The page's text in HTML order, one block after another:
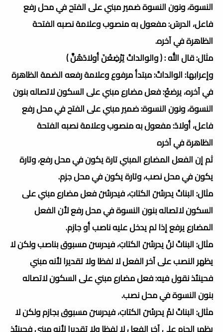
النسوة، ونون النسوة ضمير مبني على الفتح في محل رفع
فاعل، الدرسَ: مفعول به منصوب وعلامة نصبه الفتحة
الظاهرة في آخره.
مثال: قال الله : ( والوالداتُ يُرْضِعْنَ أولادَهُنَّ )
وإعرابها: الوالداتُ: مبتدأ مرفوع وعلامة رفعه الضمة الظاهرة
في آخره، يرضعْ: فعل مضارع مبني على السكون لاتصاله بنون
النسوة، ونون النسوة: ضمير مبني على الفتح في محل رفع
فاعل، أولادَ: مفعول به منصوب وعلامة نصبه الفتحة
الظاهرة في آخره
ثم إن الفعل المضارع المبني تارة يكون في محل رفع، وتارة
يكون في محل نصب، وتارة يكون في محل جزم.
مثال: البناتُ يدرسْنَ الكتابَ، فيدرسْنَ فعل مضارع مبني على
السكون لاتصاله بنون النسوة في محل رفع لأن الفعل
المضارع يرفع إذا لم يدخل عليه ناصب أو جازم.
مثال: البناتُ لنْ يدرسْنَ الكتابَ، فيدرسنَ مسبوق بناصب ولكن لا
يظهر النصب على آخر الفعل لا لفظا ولا تقديرا لأنه مبني
فحينئذ نقول فيه: فعل مضارع مبني على السكون لاتصاله
بنون النسوة في محل نصب.
مثال: البناتُ لمْ يدرسْنَ الكتابَ، فيدرسنَ مسبوق بجازم ولكن لا